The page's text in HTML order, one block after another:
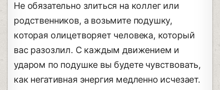
Не обязательно злиться на коллег или
родственников, а возьмите подушку,
которая олицетворяет человека, который
вас разозлил. С каждым движением и
ударом по подушке вы будете чувствовать,
как негативная энергия медленно исчезает.